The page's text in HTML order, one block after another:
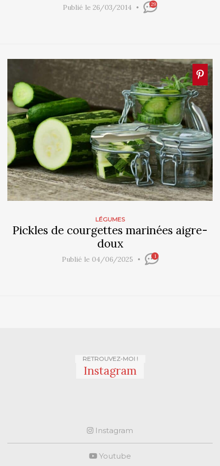
Publié le 26/03/2014 29
LÉGUMES
Pickles de courgettes marinées aigre-
doux
Publié le 04/06/2025 1
RETROUVEZ-MOI !
Instagram
Instagram
Youtube